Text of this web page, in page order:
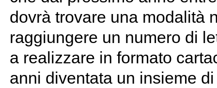
dovrà trovare una modalità
raggiungere un numero di
a realizzare in formato
anni diventata un insieme